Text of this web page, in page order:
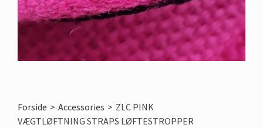
Forside > Accessories > ZLC PINK
VÆGTLØFTNING STRAPS LØFTESTROPPER